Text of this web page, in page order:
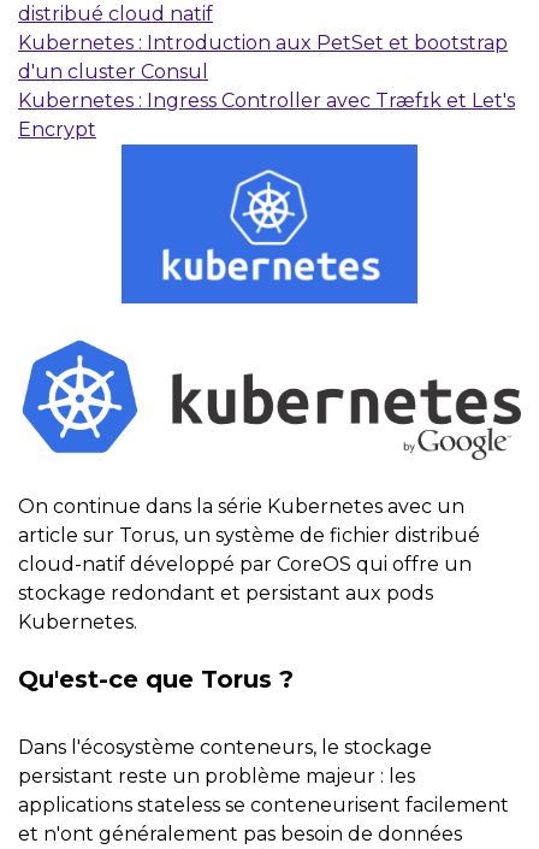
distribué cloud natif
Kubernetes : Introduction aux PetSet et bootstrap
d'un cluster Consul
Kubernetes : Ingress Controller avec Træfɪk et Let's
Encrypt
On continue dans la série Kubernetes avec un
article sur Torus, un système de fichier distribué
cloud-natif développé par CoreOS qui offre un
stockage redondant et persistant aux pods
Kubernetes.
Qu'est-ce que Torus ?
Dans l'écosystème conteneurs, le stockage
persistant reste un problème majeur : les
applications stateless se conteneurisent facilement
et n'ont généralement pas besoin de données